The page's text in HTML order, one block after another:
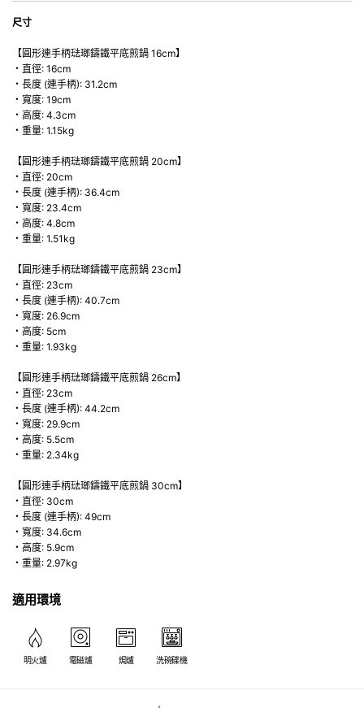
尺寸
【圓形連手柄琺瑯鑄鐵平底煎鍋 16cm】
・直徑: 16cm
・長度 (連手柄): 31.2cm
・寬度: 19cm
・高度: 4.3cm
・重量: 1.15kg
【圓形連手柄琺瑯鑄鐵平底煎鍋 20cm】
・直徑: 20cm
・長度 (連手柄): 36.4cm
・寬度: 23.4cm
・高度: 4.8cm
・重量: 1.51kg
【圓形連手柄琺瑯鑄鐵平底煎鍋 23cm】
・直徑: 23cm
・長度 (連手柄): 40.7cm
・寬度: 26.9cm
・高度: 5cm
・重量: 1.93kg
【圓形連手柄琺瑯鑄鐵平底煎鍋 26cm】
・直徑: 23cm
・長度 (連手柄): 44.2cm
・寬度: 29.9cm
・高度: 5.5cm
・重量: 2.34kg
【圓形連手柄琺瑯鑄鐵平底煎鍋 30cm】
・直徑: 30cm
・長度 (連手柄): 49cm
・寬度: 34.6cm
・高度: 5.9cm
・重量: 2.97kg
適用環境
明火爐 電磁爐 焗爐 洗碗碟機